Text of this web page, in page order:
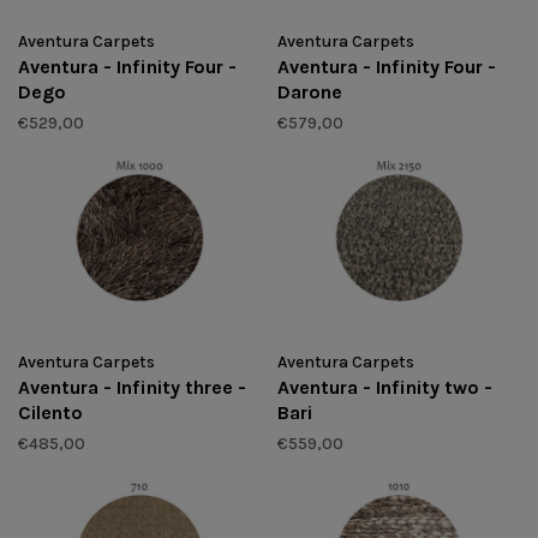
Aventura Carpets
Aventura - Infinity Four -
Dego
€529,00
Aventura Carpets
Aventura - Infinity Four -
Darone
€579,00
Aventura Carpets
Aventura - Infinity three -
Cilento
€485,00
Aventura Carpets
Aventura - Infinity two -
Bari
€559,00